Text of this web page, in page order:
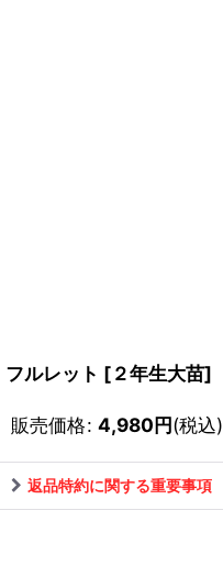
フルレット [２年生大苗]
販売価格: 4,980円(税込)
返品特約に関する重要事項